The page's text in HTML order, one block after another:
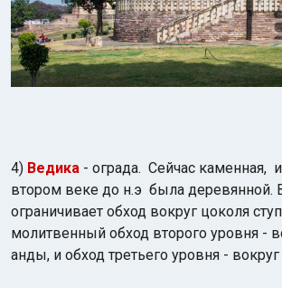
4) Ведика - ограда. Сейчас каменная,
втором веке до н.э была деревянной.
ограничивает обход вокруг цоколя
молитвенный обход второго уровня -
анды, и обход третьего уровня -